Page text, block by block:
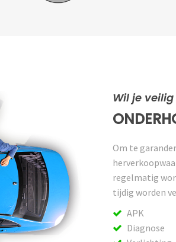
Wil je
Om te
regelmatig
tijdig worden
APK
Diagnose